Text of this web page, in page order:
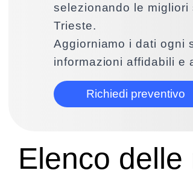
selezionando le
Trieste.
Aggiorniamo i dati ogni
informazioni affidabili e
Richiedi preventivo
Elenco